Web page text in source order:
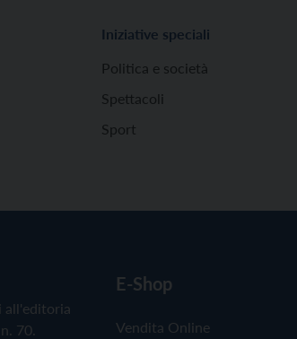
Iniziative speciali
Politica e società
Spettacoli
Sport
all'editoria
70.
E-Shop
Vendita Online